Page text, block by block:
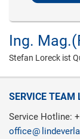
Ing.
Stefan Loreck ist
SERVICE TEAM
Service Hotline:
office